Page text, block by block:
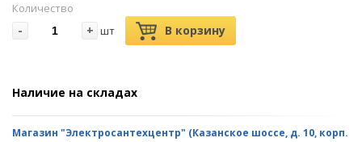
Количество
- + шт В корзину
Наличие на складах
Магазин "Электросантехцентр" (Казанское шоссе, д. 10, корп.